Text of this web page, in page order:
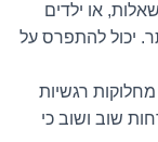
או ילדים
יכול להתפרס על
רגשיות
שוב ושוב כי